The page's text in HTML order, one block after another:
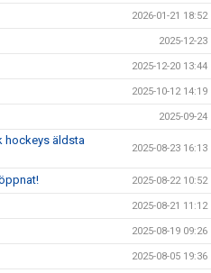
2026-01-21 18:52
2025-12-23
2025-12-20 13:44
2025-10-12 14:19
2025-09-24
hockeys äldsta
2025-08-23 16:13
2025-08-22 10:52
2025-08-21 11:12
2025-08-19 09:26
2025-08-05 19:36